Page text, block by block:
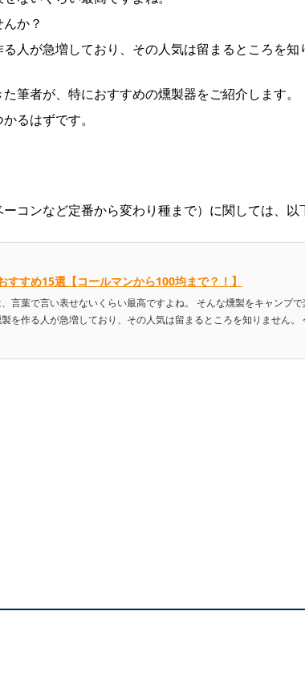
か？
人が急増しており、その人気は留まるところを知
筆者が、特におすすめの燻製器をご紹介します。
るはずです。
コンなど定番から変わり種まで）に関しては、以
すすめ15選【コールマンから100均まで？！】
言葉で言い表せないくらい最高ですよね。 そんな燻製をキャンプ
を作る人が急増しており、その人気は留まるところを知りません。